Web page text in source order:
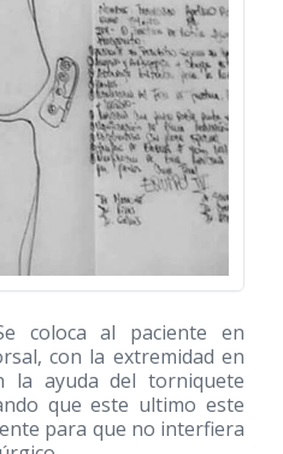
coloca al paciente en
con la extremidad en
la ayuda del torniquete
que este ultimo este
para que no interfiera